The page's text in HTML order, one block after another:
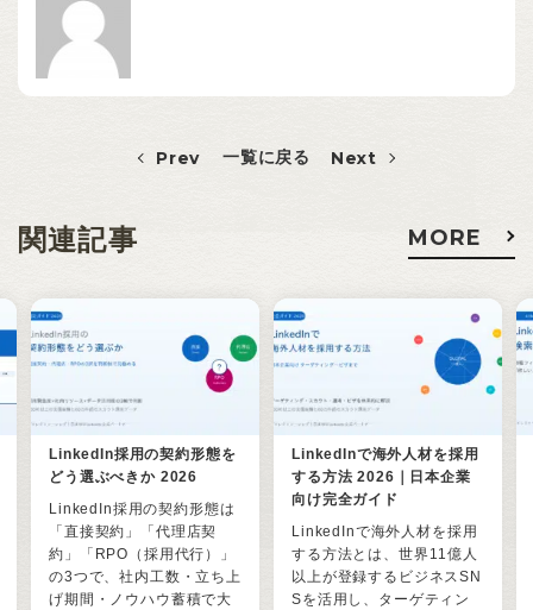
Prev 一覧に戻る Next
関連記事 MORE
LinkedIn採用の契約形態を
どう選ぶべきか 2026
LinkedIn採用の契約形態は
「直接契約」「代理店契
約」「RPO（採用代行）」
の3つで、社内工数・立ち上
げ期間・ノウハウ蓄積で大
LinkedInで海外人材を採用
する方法 2026｜日本企業
向け完全ガイド
LinkedInで海外人材を採用
する方法とは、世界11億人
以上が登録するビジネスSN
Sを活用し、ターゲティン